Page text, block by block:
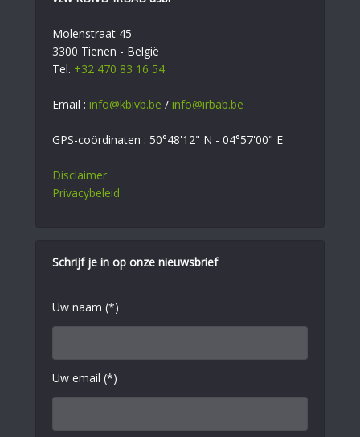
Molenstraat 45
3300 Tienen - België
Tel. +32 470 83 16 54
Email : info@kbivb.be / info@irbab.be
GPS-coördinaten : 50°48'12" N - 04°57'00" E
Disclaimer
Privacybeleid
Schrijf je in op onze nieuwsbrief
Uw naam (*)
Uw email (*)